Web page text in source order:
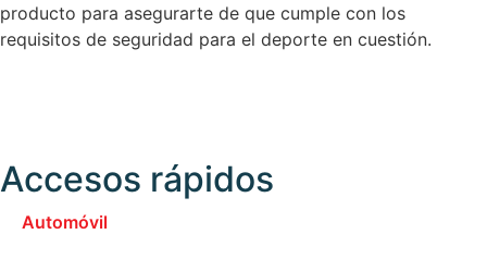
producto para asegurarte de que cumple con los
requisitos de seguridad para el deporte en cuestión.
Accesos rápidos
Automóvil